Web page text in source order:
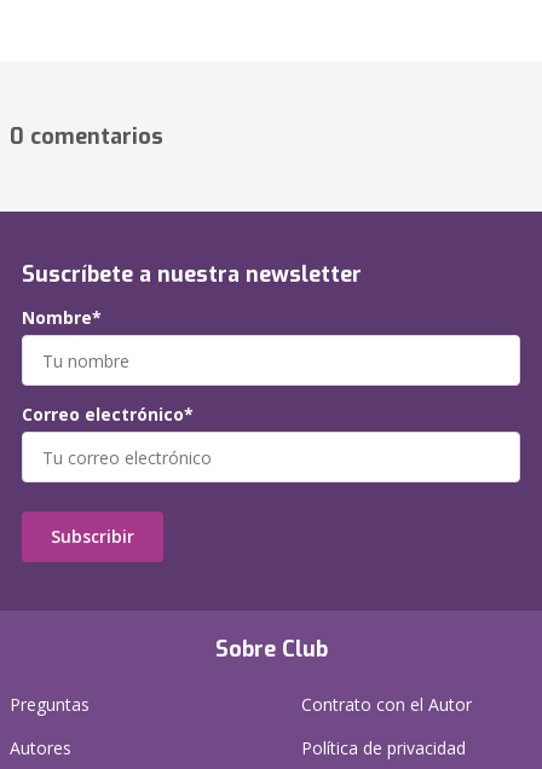
0 comentarios
Sobre Club
Preguntas
Autores
Contrato con el Autor
Política de privacidad
Suscríbete a nuestra newsletter
Nombre*
Correo electrónico*
Subscribir